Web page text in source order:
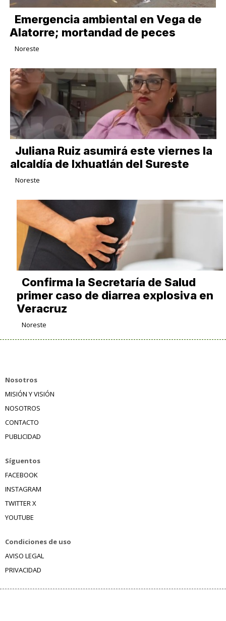
Emergencia ambiental en Vega de
Alatorre; mortandad de peces
Noreste
Juliana Ruiz asumirá este viernes la
alcaldía de Ixhuatlán del Sureste
Noreste
Confirma la Secretaría de Salud
primer caso de diarrea explosiva en
Veracruz
Noreste
Nosotros
MISIÓN Y VISIÓN
NOSOTROS
CONTACTO
PUBLICIDAD
Síguentos
FACEBOOK
INSTAGRAM
TWITTER X
YOUTUBE
Condiciones de uso
AVISO LEGAL
PRIVACIDAD